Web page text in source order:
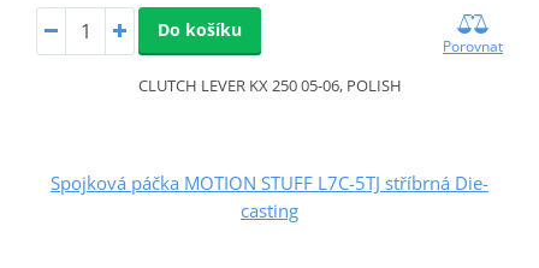
Do košíku
Porovnat
CLUTCH LEVER KX 250 05-06, POLISH
Spojková páčka MOTION STUFF L7C-5TJ stříbrná Die-
casting